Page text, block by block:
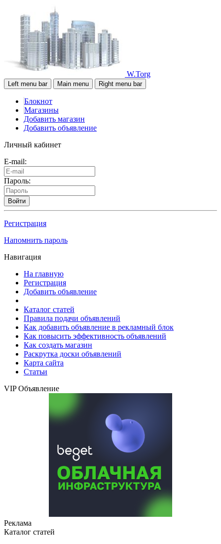
W.Torg
Left menu bar Main menu Right menu bar
Блокнот
Магазины
Добавить магазин
Добавить объявление
Личный кабинет
E-mail:
Пароль:
Войти
Регистрация
Напомнить пароль
Навигация
На главную
Регистрация
Добавить объявление
Каталог статей
Правила подачи объявлений
Как добавить объявление в рекламный блок
Как повысить эффективность объявлений
Как создать магазин
Раскрутка доски объявлений
Карта сайта
Статьи
VIP Объявление
Реклама
Каталог статей